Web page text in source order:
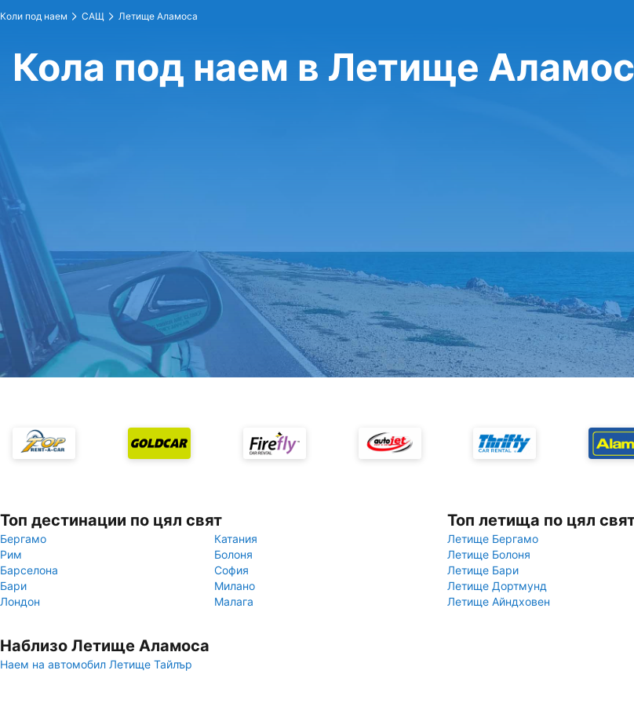
Коли под наем САЩ Летище Аламоса
Кола под наем в Летище
Топ дестинации по цял свят
Бергамо
Катания
Рим
Болоня
Барселона
София
Бари
Милано
Лондон
Малага
Топ летища по цял
Летище Бергамо
Летище Болоня
Летище Бари
Летище Дортмунд
Летище Айндховен
Наблизо Летище Аламоса
Наем на автомобил Летище Тайлър